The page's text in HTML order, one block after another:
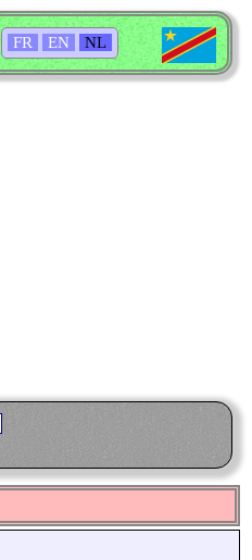
FR EN NL